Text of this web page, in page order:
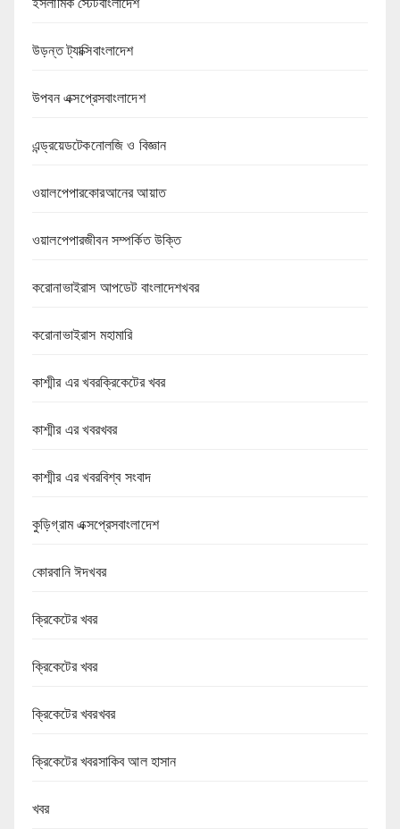
উড়ন্ত ট্যাক্সিবাংলাদেশ
উপবন এক্সপ্রেসবাংলাদেশ
এন্ড্রয়েডটেকনোলজি ও বিজ্ঞান
ওয়ালপেপারকোরআনের আয়াত
ওয়ালপেপারজীবন সম্পর্কিত উক্তি
করোনাভাইরাস আপডেট বাংলাদেশখবর
করোনাভাইরাস মহামারি
কাশ্মীর এর খবরক্রিকেটের খবর
কাশ্মীর এর খবরখবর
কাশ্মীর এর খবরবিশ্ব সংবাদ
কুড়িগ্রাম এক্সপ্রেসবাংলাদেশ
কোরবানি ঈদখবর
ক্রিকেটের খবর
ক্রিকেটের খবর
ক্রিকেটের খবরখবর
ক্রিকেটের খবরসাকিব আল হাসান
খবর